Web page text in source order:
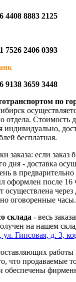
4408 8883 2125
7526 2406 0393
9138 3659 3448
по
отдела. Стоимость
индивидуально,
бесплатная.
заказа: если
дня - доставка
в
оформлен после 16
осуществлена через
оговоренные часы.
склада - весь
на нашем
Гипсовая, д. 3,
работы
что продаваемые
обеспечены